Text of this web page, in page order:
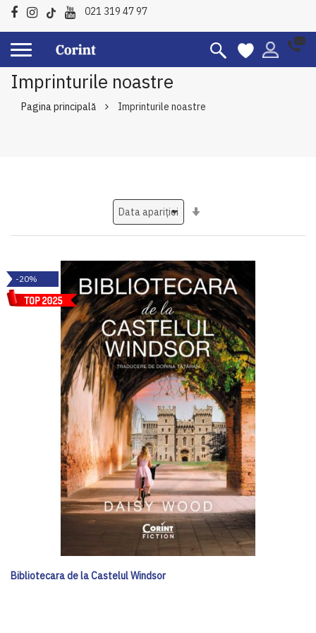
021 319 47 97
Imprinturile noastre
Pagina principală Imprinturile noastre
-20%
Bibliotecara de la Castelul Windsor